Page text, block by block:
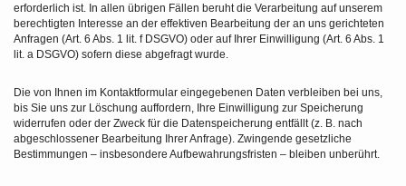
erforderlich ist. In allen übrigen Fällen beruht die Verarbeitung auf unserem
berechtigten Interesse an der effektiven Bearbeitung der an uns gerichteten
Anfragen (Art. 6 Abs. 1 lit. f DSGVO) oder auf Ihrer Einwilligung (Art. 6 Abs. 1
lit. a DSGVO) sofern diese abgefragt wurde.
Die von Ihnen im Kontaktformular eingegebenen Daten verbleiben bei uns,
bis Sie uns zur Löschung auffordern, Ihre Einwilligung zur Speicherung
widerrufen oder der Zweck für die Datenspeicherung entfällt (z. B. nach
abgeschlossener Bearbeitung Ihrer Anfrage). Zwingende gesetzliche
Bestimmungen – insbesondere Aufbewahrungsfristen – bleiben unberührt.